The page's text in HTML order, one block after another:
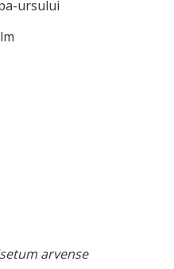
ursului
arvense